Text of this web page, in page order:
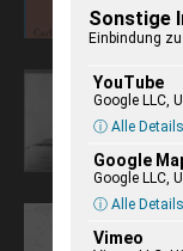
Sonstige
Einbindung
YouTube
Google LLC,
ⓘ Alle Details
Google
Google LLC,
ⓘ Alle Details
Vimeo